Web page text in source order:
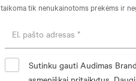
taikoma tik nenukainotoms prekėms ir
Sutinku gauti Audimas